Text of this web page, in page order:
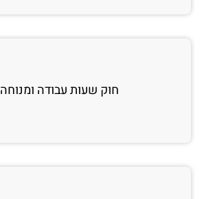
חוק שעות עבודה ומנוחה